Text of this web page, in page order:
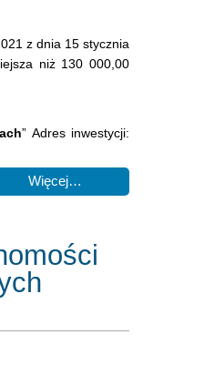
z dnia 15 stycznia
niż 130 000,00
” Adres inwestycji:
Więcej…